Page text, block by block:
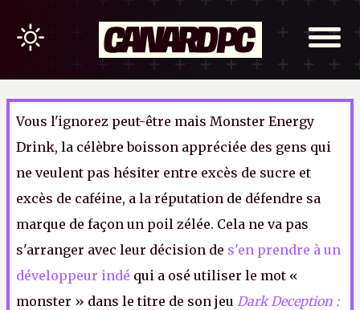
Vous l'ignorez peut-être mais Monster Energy
Drink, la célèbre boisson appréciée des gens qui
ne veulent pas hésiter entre excès de sucre et
excès de caféine, a la réputation de défendre sa
marque de façon un poil zélée. Cela ne va pas
s'arranger avec leur décision de s'en prendre à un
développeur indé qui a osé utiliser le mot «
monster » dans le titre de son jeu Dark Deception :